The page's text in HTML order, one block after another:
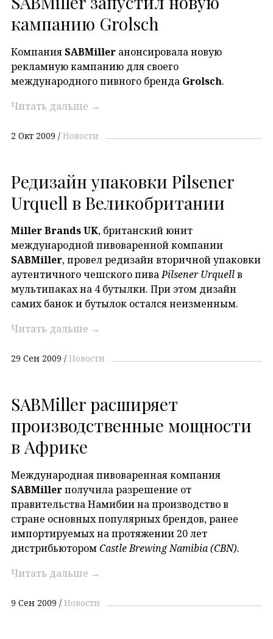
кампанию Grolsch
КомпанияSABMiller анонсировала новую
рекламную кампанию для своего
международного пивного бренда Grolsch.
Читать дальше →
2 Окт 2009 Новости
Редизайн упаковки Pilsener
Urquell в Великобритании
Miller Brands UK, британский юнит
международной пивоваренной компании
SABMiller, провел редизайн вторичной упаковки
аутентичного чешского пиваPilsener Urquellв
мультипаках на 4 бутылки. При этом дизайн
самих банок и бутылок остался неизменным.
Читать дальше →
29 Сен 2009 Новости
SABMiller расширяет
производственные мощности
в Африке
Международная пивоваренная компания
SABMillerполучила разрешение от
правительства Намибии на производство в
стране основных популярных брендов, ранее
импортируемых на протяжении 20 лет
дистрибьюторомCastle Brewing Namibia (CBN).
Читать дальше →
9 Сен 2009 Новости